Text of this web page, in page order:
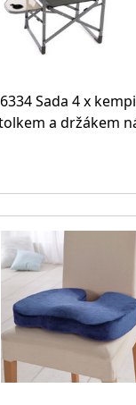
Sada 4 x
a držákem